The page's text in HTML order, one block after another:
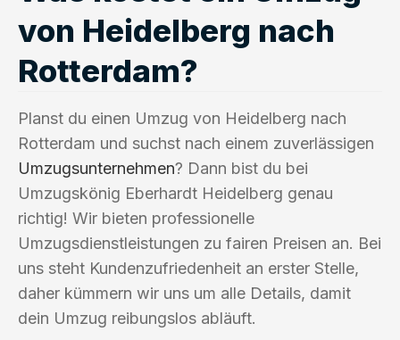
von Heidelberg nach
Rotterdam?
Planst du einen Umzug von Heidelberg nach
Rotterdam und suchst nach einem zuverlässigen
Umzugsunternehmen? Dann bist du bei
Umzugskönig Eberhardt Heidelberg genau
richtig! Wir bieten professionelle
Umzugsdienstleistungen zu fairen Preisen an. Bei
uns steht Kundenzufriedenheit an erster Stelle,
daher kümmern wir uns um alle Details, damit
dein Umzug reibungslos abläuft.